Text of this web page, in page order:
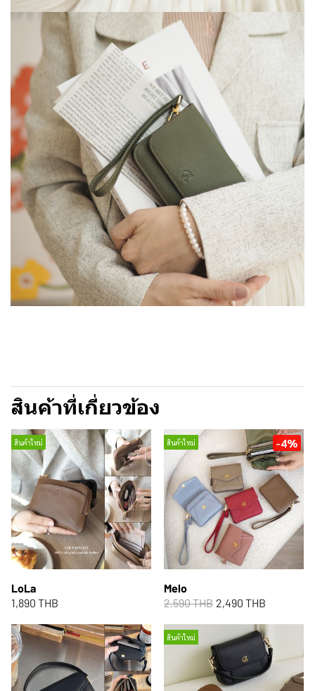
สินค้าที่เกี่ยวข้อง
สินค้าใหม่
LoLa
1,890 THB
สินค้าใหม่ -4%
Melo
2,590 THB 2,490 THB
สินค้าใหม่